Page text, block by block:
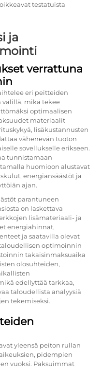
testatuista
ja
verrattuna
eri peitteiden
mikä tekee
optimaalisen
materiaalit
lisäkustannusten
vähenevän tuoton
sovellukselle erikseen.
tunnistamaan
huomioon alustavat
energiansäästöt ja
ajan.
parantuneen
on laskettava
lisämateriaali- ja
energiahinnat,
ja saatavilla olevat
optimoinnin
takaisinmaksuaika
olosuhteiden,
edellyttää tarkkaa,
taloudellista analyysiä
tekemiseksi.
yleensä peiton rullan
pidempien
vuoksi. Paksuimmat